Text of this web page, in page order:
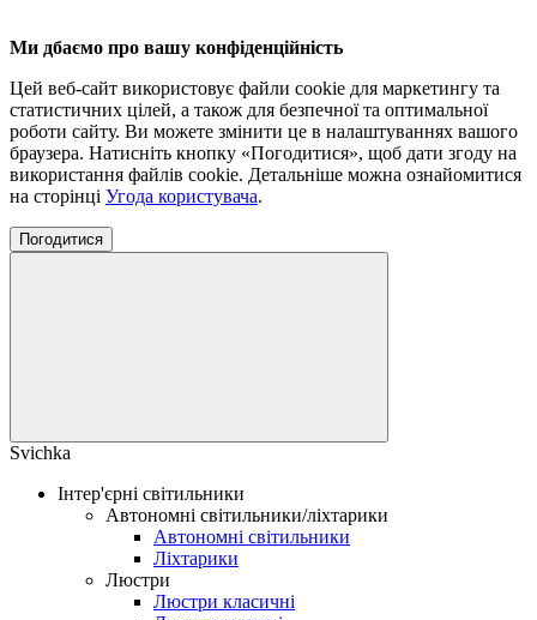
Ми дбаємо про вашу конфіденційність
Цей веб-сайт використовує файли cookie для маркетингу та
статистичних цілей, а також для безпечної та оптимальної
роботи сайту. Ви можете змінити це в налаштуваннях вашого
браузера. Натисніть кнопку «Погодитися», щоб дати згоду на
використання файлів cookie. Детальніше можна ознайомитися
на сторінці Угода користувача.
Погодитися
Svichka
Інтер'єрні світильники
Автономні світильники/ліхтарики
Автономні світильники
Ліхтарики
Люстри
Люстри класичні